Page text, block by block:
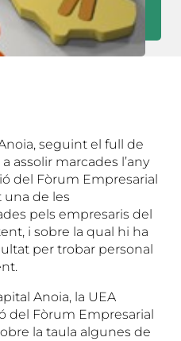
seguint el full de
assolir marcades l’any
del Fòrum Empresarial
una de les
pels empresaris del
i sobre la qual hi ha
per trobar personal
Anoia, la UEA
del Fòrum Empresarial
la taula algunes de